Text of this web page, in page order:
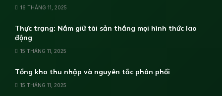
16 THÁNG 11, 2025
Thực trạng: Nắm giữ tài sản thắng mọi hình thức lao
động
15 THÁNG 11, 2025
Tổng kho thu nhập và nguyên tắc phân phối
15 THÁNG 11, 2025